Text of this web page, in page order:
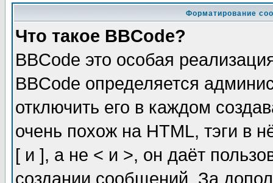
Форматирование
Что такое BBCode?
BBCode это особая
BBCode определяется
отключить его в каждом
очень похож на HTML, тэги в
[ и ], а не < и >, он даёт
создании сообщений. За